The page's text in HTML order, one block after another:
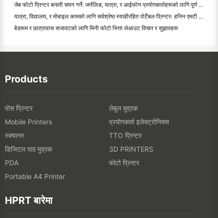
जेब फोटो प्रिन्टर कसरी चयन गर्ने: जर्नलिङ, यात्रा, र आईफोन प्रयोगकर्ताहरूको लागि पूर्ण गाइड
यात्रा, विद्यालय, र मोबाइल कामको लागि सर्वश्रेष्ठ स्याहीरहित पोर्टेबल प्रिन्टरः हनिन एमटी ६२० प्रो सम
बेडरूम र छात्रावास सजावटको लागि मिनी फोटो भित्ता लेआउट विचार र सुझावहरू
Products
पोस प्रिन्टर
लेबुल मुद्रक
Mobile Printers
प्रयोगकर्ता इलेक्ट्रोनिक्स
स्क्यानर
TTO प्रिन्टर
डिजिटल पाठ मुद्रक
3D PRINTERS
PDA
फोटो प्रिन्टर
Portable A4 Printer
HPRT बारेमा